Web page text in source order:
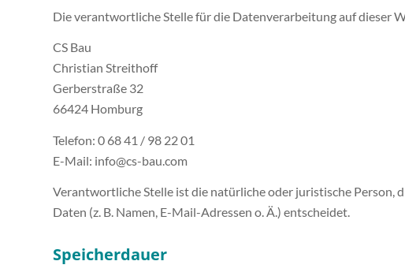
Die verantwortliche Stelle für die Datenverarbeitung auf dieser
CS Bau
Christian Streithoff
Gerberstraße 32
66424 Homburg
Telefon: 0 68 41 / 98 22 01
E-Mail: info@cs-bau.com
Verantwortliche Stelle ist die natürliche oder juristische Person,
Daten (z. B. Namen, E-Mail-Adressen o. Ä.) entscheidet.
Speicherdauer